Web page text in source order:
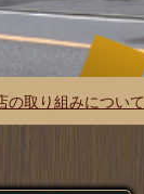
の取り組みについて